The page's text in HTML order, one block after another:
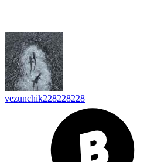
vezunchik228228228